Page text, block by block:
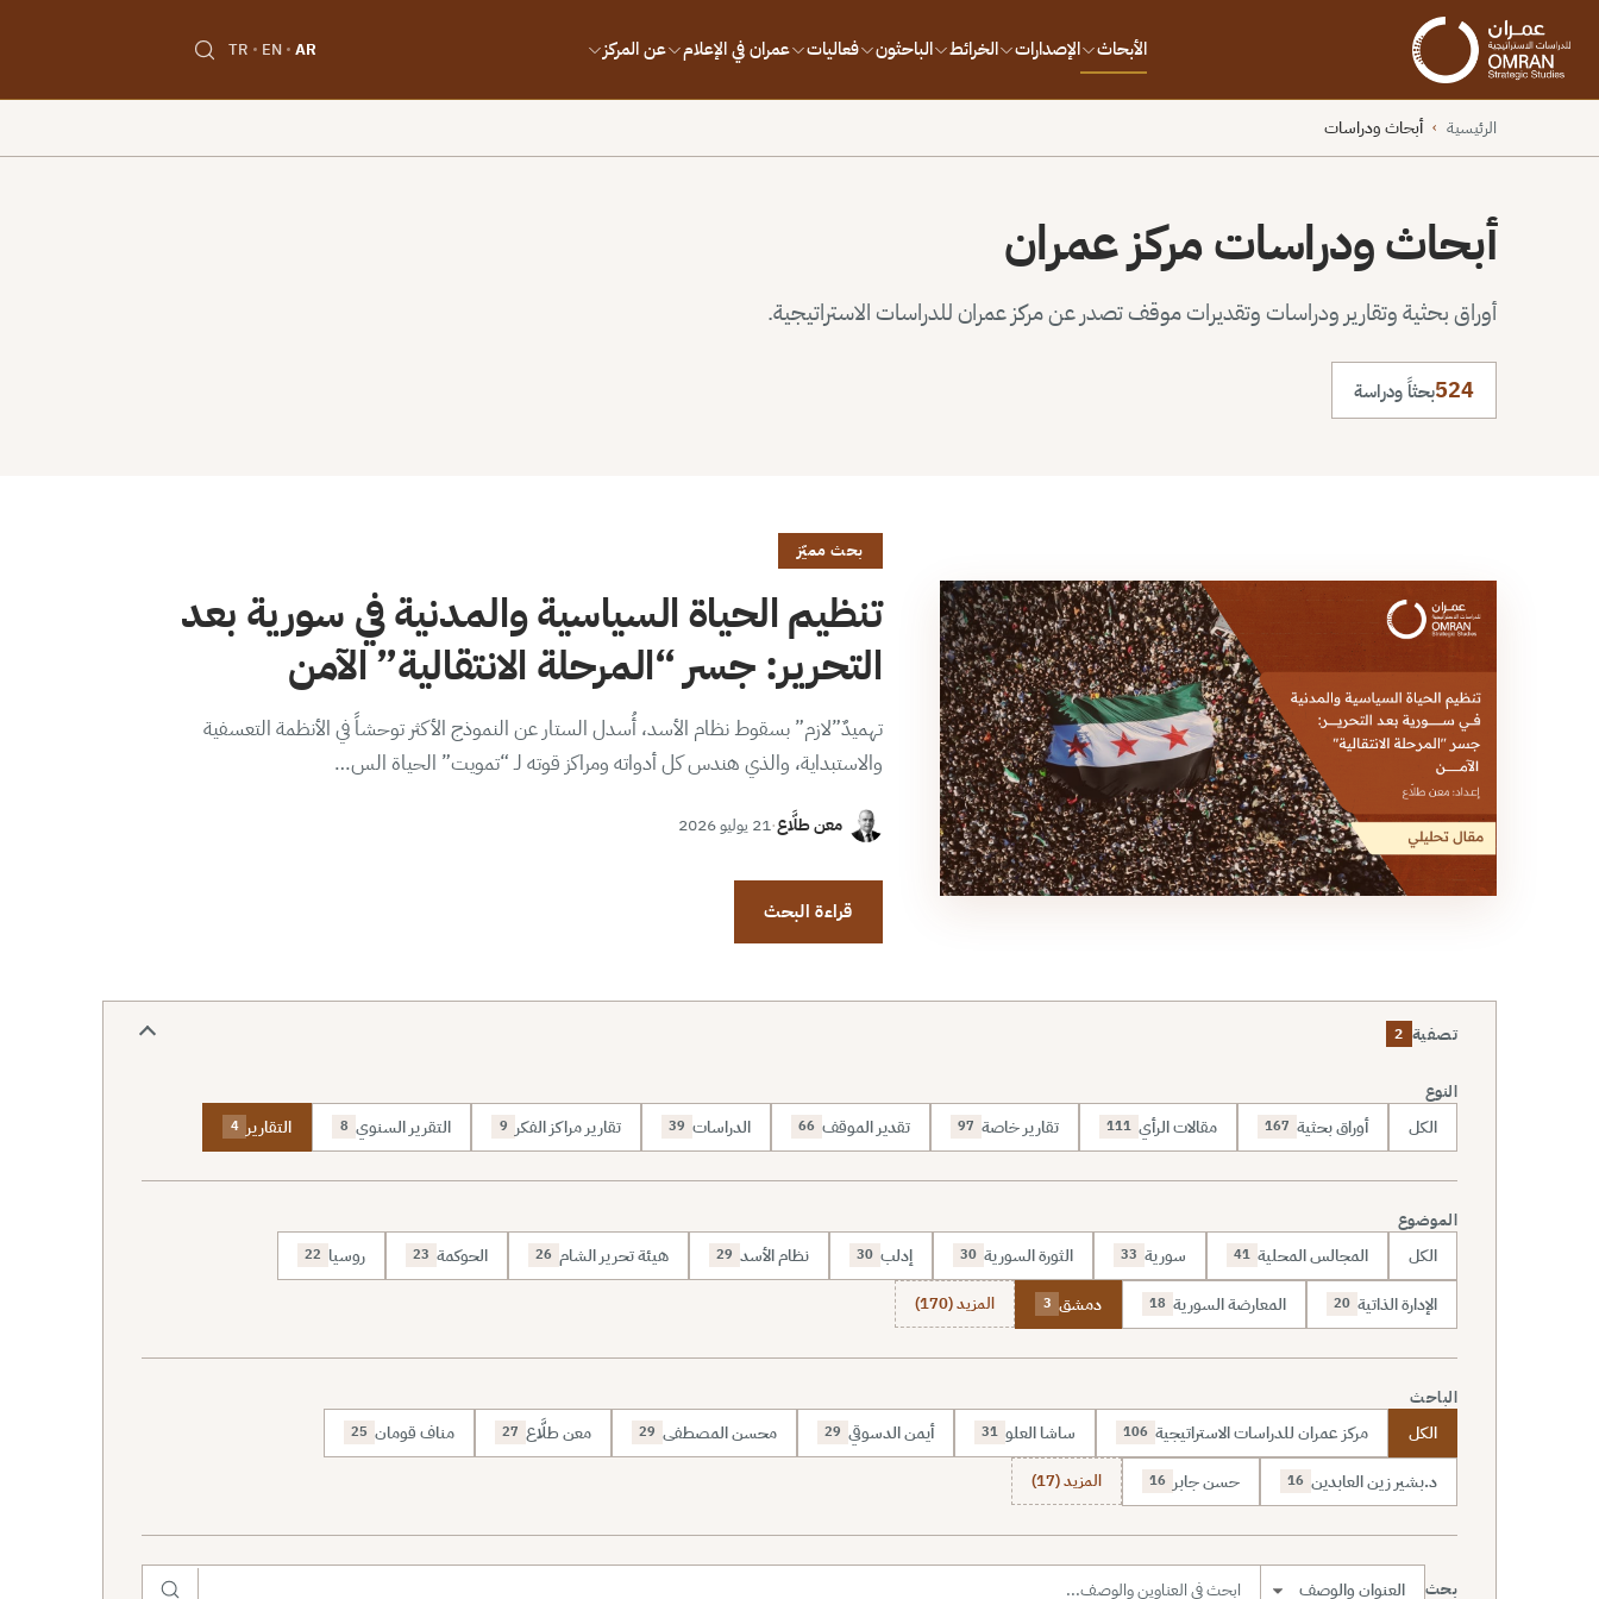
الأبحاث الإصدارات الخرائط الباحثون فعاليات عمران في الإعلام عن المركز AR
EN
TR
الرئيسية › أبحاث ودراسات
أبحاث ودراسات مركز عمران
أوراق بحثية وتقارير ودراسات وتقديرات موقف تصدر عن مركز عمران للدراسات الاستراتيجية.
524بحثاً ودراسة
بحث مميّز
تنظيم الحياة السياسية والمدنية في سورية بعد
التحرير: جسر “المرحلة الانتقالية” الآمن
تهميدٌ”لازم” بسقوط نظام الأسد، أُسدل الستار عن النموذج الأكثر توحشاً في الأنظمة التعسفية
والاستبداية، والذي هندس كل أدواته ومراكز قوته لـ “تمويت” الحياة الس…
معن طلَّاع·21 يوليو 2026
قراءة البحث
تصفية 2
النوع
الكل أوراق بحثية 167 مقالات الرأي 111 تقارير خاصة 97 تقدير الموقف 66 الدراسات 39 تقارير مراكز الفكر 9 التقرير السنوي 8 التقارير 4
الموضوع
الكل المجالس المحلية 41 سورية 33 الثورة السورية 30 إدلب 30 نظام الأسد 29 هيئة تحرير الشام 26 الحوكمة 23 روسيا 22
الإدارة الذاتية 20 المعارضة السورية 18 دمشق 3 المزيد (170)
الباحث
الكل مركز عمران للدراسات الاستراتيجية 106 ساشا العلو 31 أيمن الدسوقي 29 محسن المصطفى 29 معن طلَّاع 27 مناف قومان 25
د.بشير زين العابدين 16 حسن جابر 16 المزيد (17)
بحث